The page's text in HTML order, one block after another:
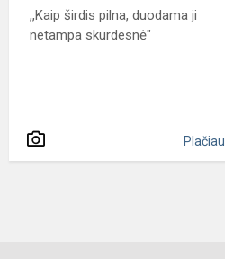
,,Kaip širdis pilna, duodama ji
netampa skurdesnė"
Plačiau